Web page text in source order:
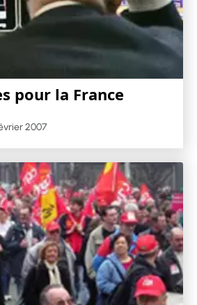
pour la France
2007